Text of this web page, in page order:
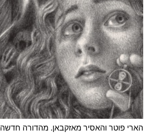
הארי פוטר והאסיר מאזקבאן. מהדורה חדשה